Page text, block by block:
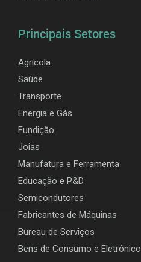
Principais Setores
Agrícola
Saúde
Transporte
Energia e Gás
Fundição
Joias
Manufatura e Ferramenta
Educação e P&D
Semicondutores
Fabricantes de Máquinas
Bureau de Serviços
Bens de Consumo e Eletrônico